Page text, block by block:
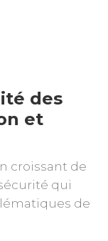
des
et
croissant de
qui
de